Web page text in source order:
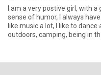
I am a very postive girl, with a great personality, I have a good
sense of humor, I always
like music a lot, I like to dance
outdoors, camping, being in